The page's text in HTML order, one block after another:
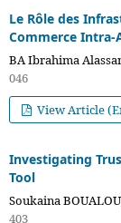
Le Rôle des
Commerce Intra-
BA Ibrahima
046
View Article
Investigating
Tool
Soukaina
403